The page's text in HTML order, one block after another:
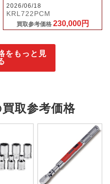
2026/06/18
KRL722PCM
買取参考価格 230,000円
をもっと見
取参考価格